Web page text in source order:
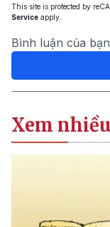
This site is protected by
Service apply.
Bình luận của
Xem nhiều